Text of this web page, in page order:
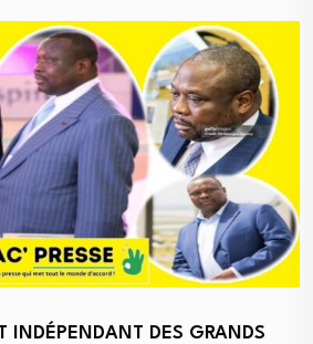
INDÉPENDANT DES GRANDS